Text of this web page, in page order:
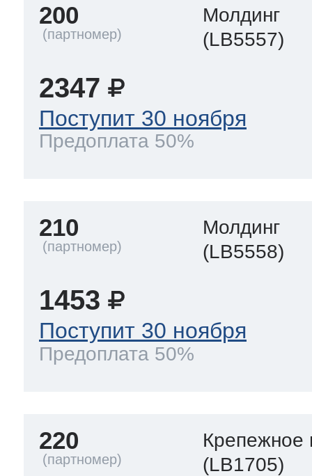
200
Молдинг
(LB5557)
2347
Поступит 30 ноября
Предоплата 50%
210
Молдинг
(LB5558)
1453
Поступит 30 ноября
Предоплата 50%
220
Крепежное
(LB1705)